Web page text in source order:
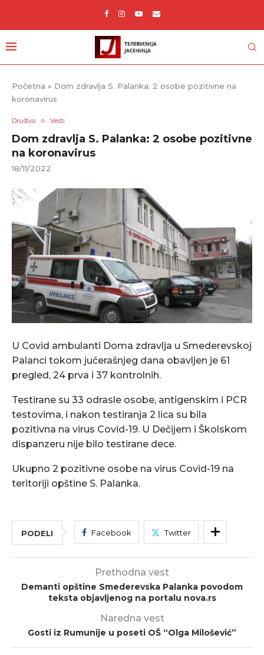
Početna » Dom zdravlja S. Palanka: 2 osobe pozitivne na
koronavirus
Društvo Vesti
Dom zdravlja S. Palanka: 2 osobe pozitivne
na koronavirus
18/11/2022
U Covid ambulanti Doma zdravlja u Smederevskoj
Palanci tokom jučerašnjeg dana obavljen je 61
pregled, 24 prva i 37 kontrolnih.
Testirane su 33 odrasle osobe, antigenskim i PCR
testovima, i nakon testiranja 2 lica su bila
pozitivna na virus Covid-19. U Dečijem i Školskom
dispanzeru nije bilo testirane dece.
Ukupno 2 pozitivne osobe na virus Covid-19 na
teritoriji opštine S. Palanka.
PODELI Facebook Twitter
Prethodna vest
Demanti opštine Smederevska Palanka povodom
teksta objavljenog na portalu nova.rs
Naredna vest
Gosti iz Rumunije u poseti OŠ “Olga Milošević”